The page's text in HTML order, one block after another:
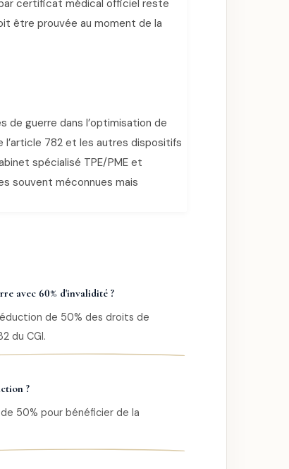
certificat médical officiel reste
être prouvée au moment de la
guerre dans l’optimisation de
l’article 782 et les autres dispositifs
spécialisé TPE/PME et
souvent méconnues mais
avec 60% d'invalidité ?
de 50% des droits de
du CGI.
?
50% pour bénéficier de la